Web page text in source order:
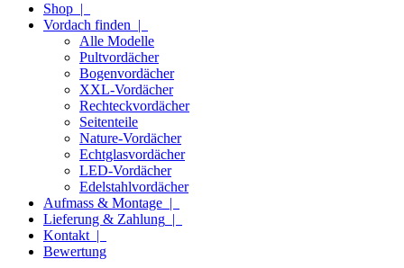
Shop |
Vordach finden |
Alle Modelle
Pultvordächer
Bogenvordächer
XXL-Vordächer
Rechteckvordächer
Seitenteile
Nature-Vordächer
Echtglasvordächer
LED-Vordächer
Edelstahlvordächer
Aufmass & Montage |
Lieferung & Zahlung |
Kontakt |
Bewertung